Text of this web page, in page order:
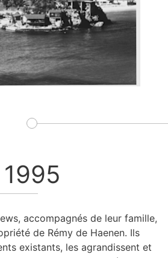
1995
accompagnés de leur famille,
de Rémy de Haenen. Ils
existants, les agrandissent et